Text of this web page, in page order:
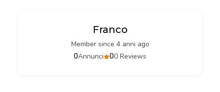
Franco
Member since 4 anni ago
00 Reviews
0Annunci